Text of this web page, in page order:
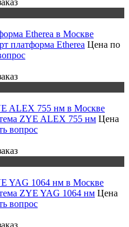
платформа Etherea Цена по
ZYE ALEX 755 нм Цена
вопрос
ZYE YAG 1064 нм Цена
вопрос